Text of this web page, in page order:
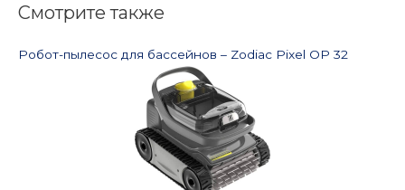
Смотрите также
Робот-пылесос для бассейнов – Zodiac Pixel OP 32